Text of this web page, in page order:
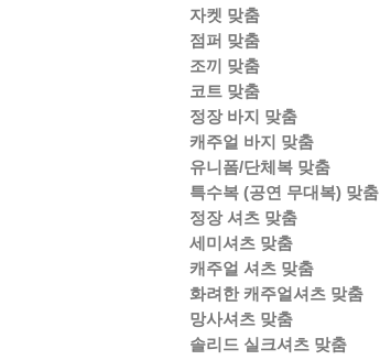
자켓 맞춤
점퍼 맞춤
조끼 맞춤
코트 맞춤
정장 바지 맞춤
캐주얼 바지 맞춤
유니폼/단체복 맞춤
특수복 (공연 무대복) 맞춤
정장 셔츠 맞춤
세미셔츠 맞춤
캐주얼 셔츠 맞춤
화려한 캐주얼셔츠 맞춤
망사셔츠 맞춤
솔리드 실크셔츠 맞춤